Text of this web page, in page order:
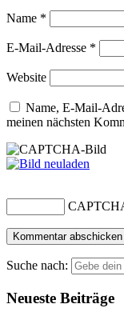
Name *
E-Mail-Adresse *
Website
Name, E-Mail-
meinen nächsten
Suche nach:
Neueste Beiträge